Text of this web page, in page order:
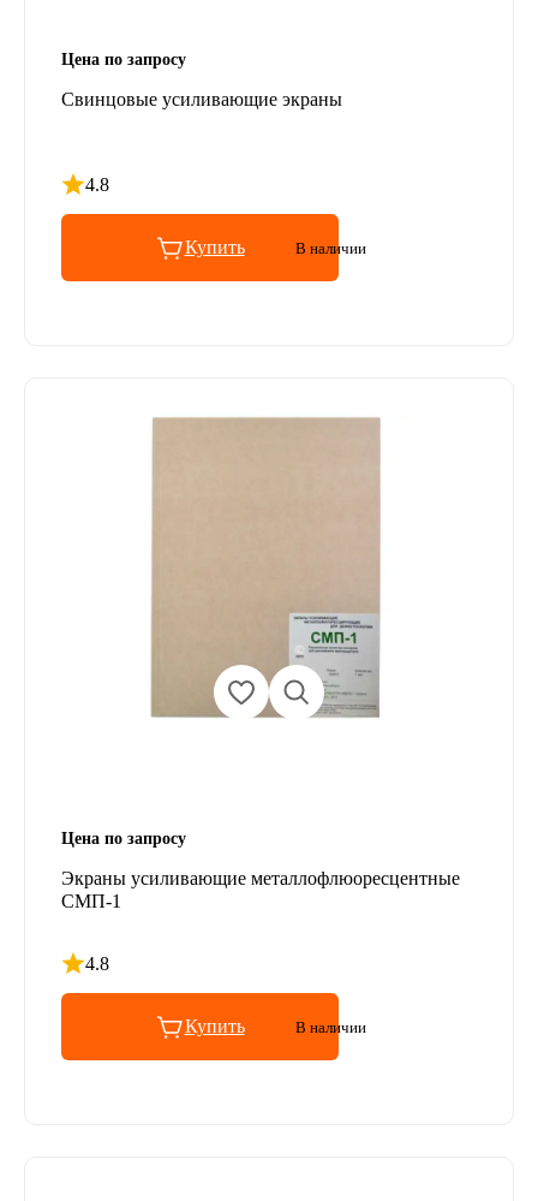
Цена по запросу
Свинцовые усиливающие экраны
4.8
Рейтинг 4.8 из 5
Купить В наличии
Цена по запросу
Экраны усиливающие металлофлюоресцентные
СМП-1
4.8
Рейтинг 4.8 из 5
Купить В наличии